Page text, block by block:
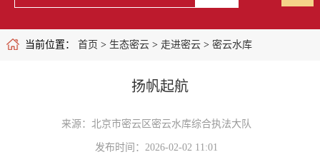
当前位置： 首页 > 生态密云> 走进密云> 密云水库
扬帆起航
来源：北京市密云区密云水库综合执法大队
发布时间：2026-02-02 11:01